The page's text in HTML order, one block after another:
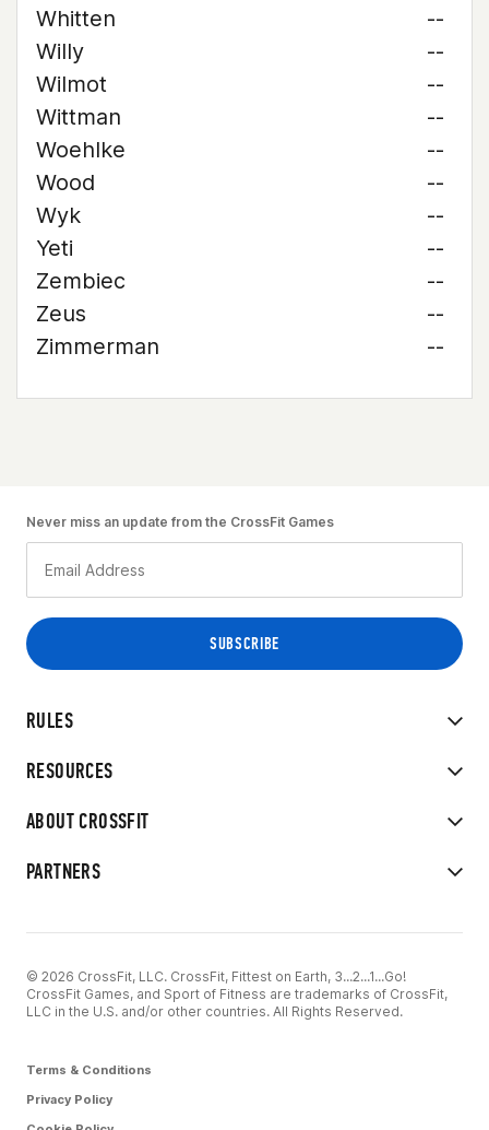
Whitten
--
Willy
--
Wilmot
--
Wittman
--
Woehlke
--
Wood
--
Wyk
--
Yeti
--
Zembiec
--
Zeus
--
Zimmerman
--
RULES
RESOURCES
ABOUT CROSSFIT
PARTNERS
Never miss an update from the CrossFit Games
© 2026 CrossFit, LLC. CrossFit, Fittest on Earth, 3...2...1...Go!
CrossFit Games, and Sport of Fitness are trademarks of CrossFit,
LLC in the U.S. and/or other countries. All Rights Reserved.
Terms & Conditions
Privacy Policy